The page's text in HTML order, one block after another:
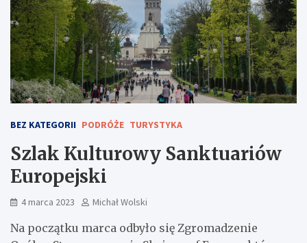
BEZ KATEGORII PODRÓŻE TURYSTYKA
Szlak Kulturowy Sanktuariów
Europejski
4 marca 2023 Michał Wolski
Na początku marca odbyło się Zgromadzenie